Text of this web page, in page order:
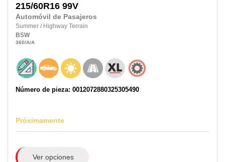
215/60R16 99V
Automóvil de Pasajeros
Summer / Highway Terrain
BSW
360/A/A
Número de pieza: 0012072880325305490
Próximamente
Ver opciones